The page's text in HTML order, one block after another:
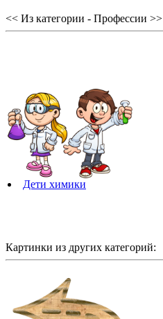
<< Из категории - Профессии >>
Дети химики
Картинки из других категорий: